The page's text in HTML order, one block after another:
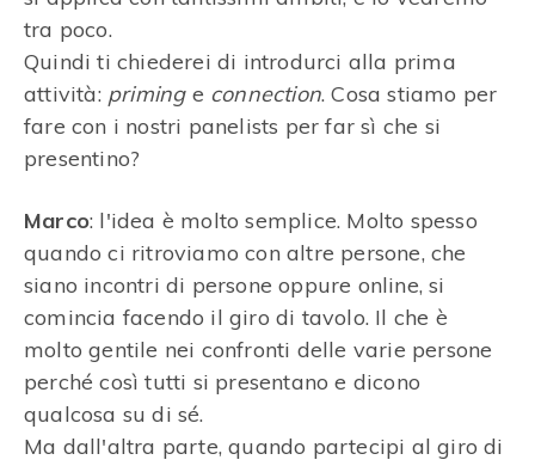
tra poco.
Quindi ti chiederei di introdurci alla prima
attività: priminge connection. Cosa stiamo per
fare con i nostri panelists per far sì che si
presentino?
Marco: l'idea è molto semplice. Molto spesso
quando ci ritroviamo con altre persone, che
siano incontri di persone oppure online, si
comincia facendo il giro di tavolo. Il che è
molto gentile nei confronti delle varie persone
perché così tutti si presentano e dicono
qualcosa su di sé.
Ma dall'altra parte, quando partecipi al giro di